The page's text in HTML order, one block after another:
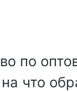
по
что